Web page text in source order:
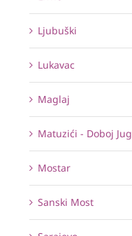
Ljubuški
Lukavac
Maglaj
Matuzići - Doboj Jug
Mostar
Sanski Most